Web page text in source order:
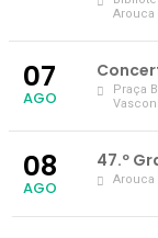
Arouca
07
AGO Praça
08
AGO
47.º
Arouca